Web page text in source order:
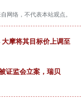
网络，不代表本站观点。
摩将其目标价上调至
证监会立案，瑞贝